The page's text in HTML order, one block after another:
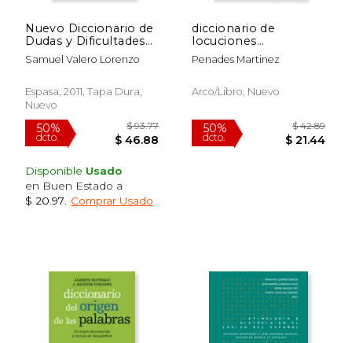
50%
dcto.
$ 89.07
$ 44.53
50%
dcto.
Nuevo Diccionario de
Dudas y Dificultades
de la Lengua
Española
Samuel Valero Lorenzo
Espasa, 2011, Tapa Dura,
Nuevo
Disponible Usado
en Buen Estado a
$ 20.97
Comprar Usado
diccionario de
locuciones
nominales-adjetivas-
pronom.p/enseñanza
Penades Martinez
Arco/libro, Nuevo